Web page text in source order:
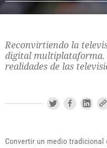
Reconvirtiendo la
digital multiplataforma.
realidades de las
Convertir un medio